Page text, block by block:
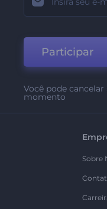
Participar
Você pode
momento
Sobre